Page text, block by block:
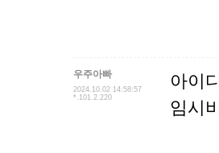
우주아빠
2024.10.02 14:58:57
*.101.2.220
아이
임시